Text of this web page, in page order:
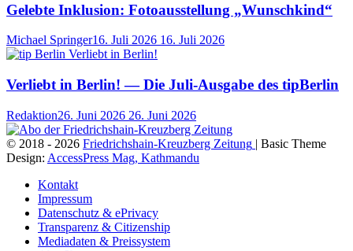
Gelebte Inklusion: Fotoausstellung „Wunschkind“
Michael Springer16. Juli 2026 16. Juli 2026
Verliebt in Berlin! — Die Juli-Ausgabe des tipBerlin
Redaktion26. Juni 2026 26. Juni 2026
© 2018 - 2026 Friedrichshain-Kreuzberg Zeitung | Basic Theme
Design: AccessPress Mag, Kathmandu
Kontakt
Impressum
Datenschutz & ePrivacy
Transparenz & Citizenship
Mediadaten & Preissystem